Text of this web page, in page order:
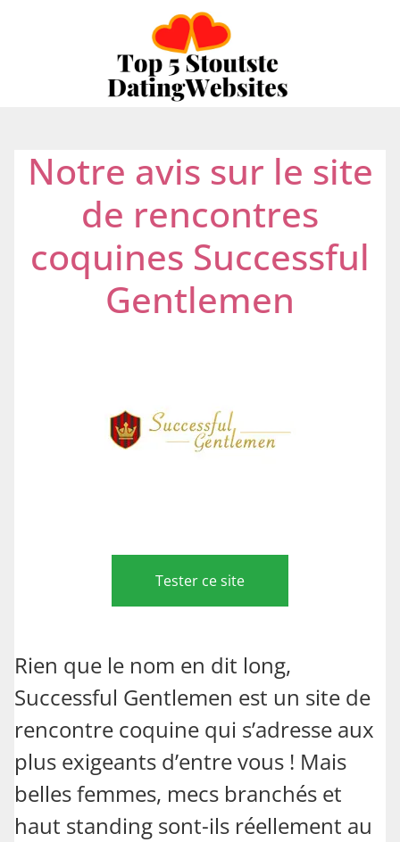
Notre avis sur le site
de rencontres
coquines Successful
Gentlemen
Tester ce site
Rien que le nom en dit long,
Successful Gentlemen est un site de
rencontre coquine qui s’adresse aux
plus exigeants d’entre vous ! Mais
belles femmes, mecs branchés et
haut standing sont-ils réellement au